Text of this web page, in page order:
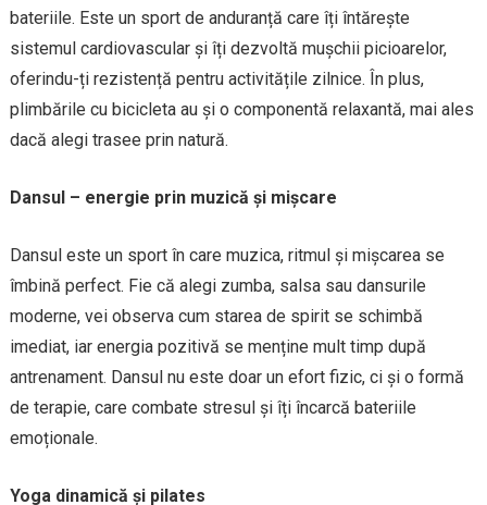
bateriile. Este un sport de anduranță care îți întărește
sistemul cardiovascular și îți dezvoltă mușchii picioarelor,
oferindu-ți rezistență pentru activitățile zilnice. În plus,
plimbările cu bicicleta au și o componentă relaxantă, mai ales
dacă alegi trasee prin natură.
Dansul – energie prin muzică și mișcare
Dansul este un sport în care muzica, ritmul și mișcarea se
îmbină perfect. Fie că alegi zumba, salsa sau dansurile
moderne, vei observa cum starea de spirit se schimbă
imediat, iar energia pozitivă se menține mult timp după
antrenament. Dansul nu este doar un efort fizic, ci și o formă
de terapie, care combate stresul și îți încarcă bateriile
emoționale.
Yoga dinamică și pilates